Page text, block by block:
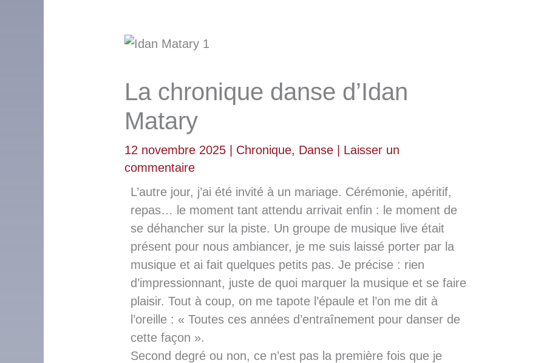
La chronique danse d’Idan
Matary
12 novembre 2025 | Chronique, Danse | Laisser un
commentaire
L’autre jour, j’ai été invité à un mariage. Cérémonie, apéritif,
repas… le moment tant attendu arrivait enfin : le moment de
se déhancher sur la piste. Un groupe de musique live était
présent pour nous ambiancer, je me suis laissé porter par la
musique et ai fait quelques petits pas. Je précise : rien
d’impressionnant, juste de quoi marquer la musique et se faire
plaisir. Tout à coup, on me tapote l’épaule et l’on me dit à
l’oreille : « Toutes ces années d’entraînement pour danser de
cette façon ».
Second degré ou non, ce n’est pas la première fois que je